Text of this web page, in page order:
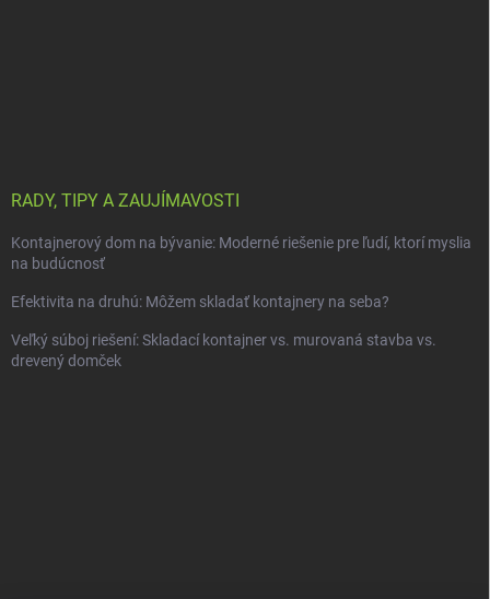
RADY, TIPY A ZAUJÍMAVOSTI
Kontajnerový dom na bývanie: Moderné riešenie pre ľudí, ktorí myslia
na budúcnosť
Efektivita na druhú: Môžem skladať kontajnery na seba?
Veľký súboj riešení: Skladací kontajner vs. murovaná stavba vs.
drevený domček